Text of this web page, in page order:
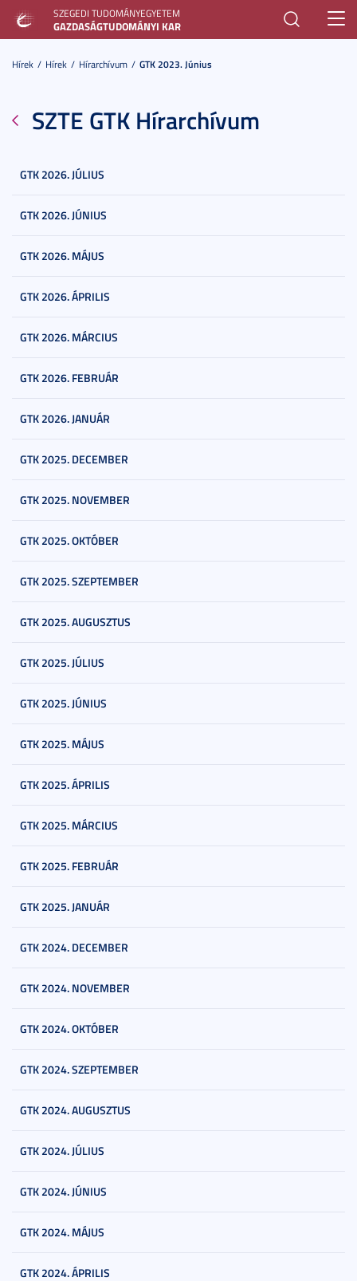
SZEGEDI TUDOMÁNYEGYETEM
GAZDASÁGTUDOMÁNYI KAR
Hírek Hírek Hírarchívum GTK 2023. Június
SZTE GTK Hírarchívum
GTK 2026. JÚLIUS
GTK 2026. JÚNIUS
GTK 2026. MÁJUS
GTK 2026. ÁPRILIS
GTK 2026. MÁRCIUS
GTK 2026. FEBRUÁR
GTK 2026. JANUÁR
GTK 2025. DECEMBER
GTK 2025. NOVEMBER
GTK 2025. OKTÓBER
GTK 2025. SZEPTEMBER
GTK 2025. AUGUSZTUS
GTK 2025. JÚLIUS
GTK 2025. JÚNIUS
GTK 2025. MÁJUS
GTK 2025. ÁPRILIS
GTK 2025. MÁRCIUS
GTK 2025. FEBRUÁR
GTK 2025. JANUÁR
GTK 2024. DECEMBER
GTK 2024. NOVEMBER
GTK 2024. OKTÓBER
GTK 2024. SZEPTEMBER
GTK 2024. AUGUSZTUS
GTK 2024. JÚLIUS
GTK 2024. JÚNIUS
GTK 2024. MÁJUS
GTK 2024. ÁPRILIS